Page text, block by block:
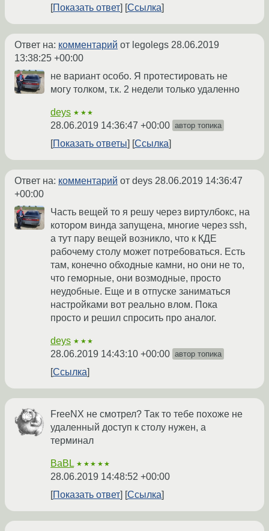
Показать ответ Ссылка
Ответ на: комментарий от legolegs 28.06.2019
13:38:25 +00:00
не вариант особо. Я протестировать не
могу толком, т.к. 2 недели только удаленно
deys ★★★
28.06.2019 14:36:47 +00:00 автор топика
Показать ответы Ссылка
Ответ на: комментарий от deys 28.06.2019 14:36:47
+00:00
Часть вещей то я решу через виртулбокс, на
котором винда запущена, многие через ssh,
а тут пару вещей возникло, что к КДЕ
рабочему столу может потребоваться. Есть
там, конечно обходные камни, но они не то,
что геморные, они возмодные, просто
неудобные. Еще и в отпуске заниматься
настройками вот реально влом. Пока
просто и решил спросить про аналог.
deys ★★★
28.06.2019 14:43:10 +00:00 автор топика
Ссылка
FreeNX не смотрел? Так то тебе похоже не
удаленный доступ к столу нужен, а
терминал
BaBL ★★★★★
28.06.2019 14:48:52 +00:00
Показать ответ
Ссылка